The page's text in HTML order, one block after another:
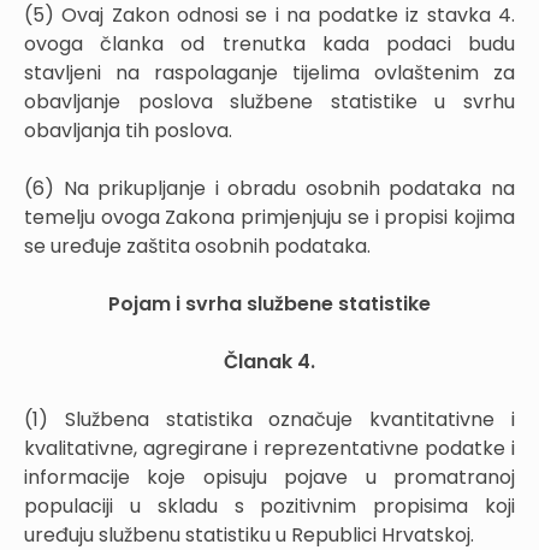
(5) Ovaj Zakon odnosi se i na podatke iz stavka 4.
ovoga članka od trenutka kada podaci budu
stavljeni na raspolaganje tijelima ovlaštenim za
obavljanje poslova službene statistike u svrhu
obavljanja tih poslova.
(6) Na prikupljanje i obradu osobnih podataka na
temelju ovoga Zakona primjenjuju se i propisi kojima
se uređuje zaštita osobnih podataka.
Pojam i svrha službene statistike
Članak 4.
(1) Službena statistika označuje kvantitativne i
kvalitativne, agregirane i reprezentativne podatke i
informacije koje opisuju pojave u promatranoj
populaciji u skladu s pozitivnim propisima koji
uređuju službenu statistiku u Republici Hrvatskoj.